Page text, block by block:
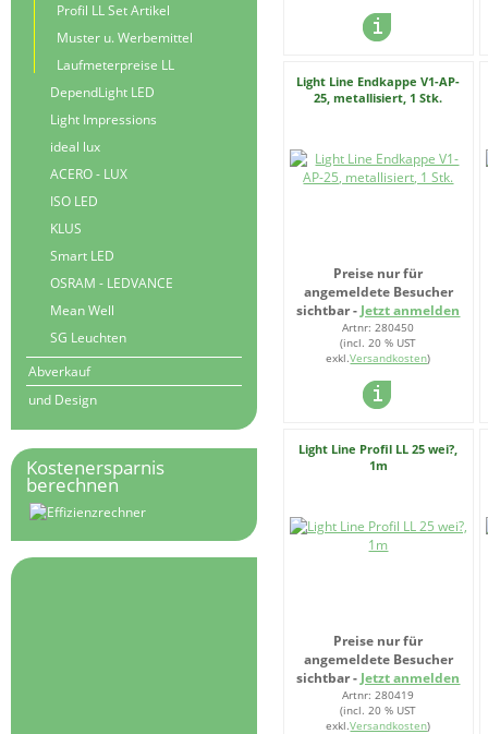
Light Line Endkappe V1-AP-
25, metallisiert, 1 Stk.
Preise nur für
angemeldete Besucher
sichtbar - Jetzt anmelden
Artnr: 280450
(incl. 20 % UST
exkl.Versandkosten)
Light Line Profil LL 25 wei?,
1m
Preise nur für
angemeldete Besucher
sichtbar - Jetzt anmelden
Artnr: 280419
(incl. 20 % UST
exkl.Versandkosten)
Profil LL Set Artikel
Muster u. Werbemittel
Laufmeterpreise LL
DependLight LED
Light Impressions
ideal lux
ACERO - LUX
ISO LED
KLUS
Smart LED
OSRAM - LEDVANCE
Mean Well
SG Leuchten
Abverkauf
und Design
Kostenersparnis
berechnen